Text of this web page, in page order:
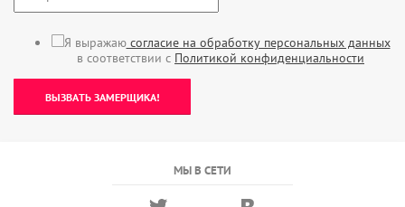
Я выражаюсогласие на обработку персональных данных
в соответствии с Политикой конфиденциальности
ВЫЗВАТЬ ЗАМЕРЩИКА!
МЫ В СЕТИ